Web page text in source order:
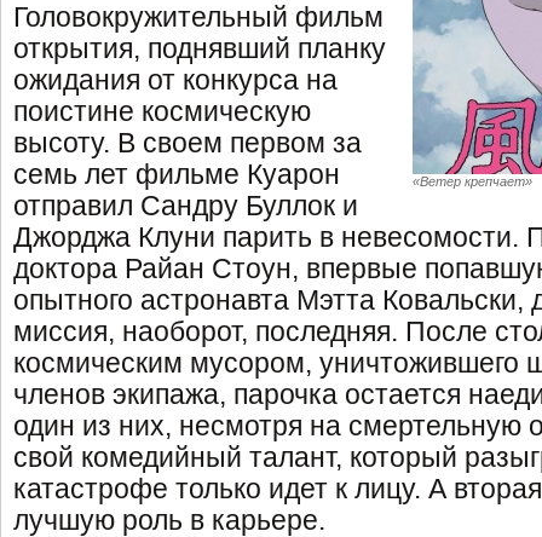
«Ветер крепчает»
Головокружительный фильм
открытия, поднявший планку
ожидания от конкурса на
поистине космическую
высоту. В своем первом за
семь лет фильме Куарон
отправил Сандру Буллок и
Джорджа Клуни парить в невесомости.
доктора Райан Стоун, впервые
опытного астронавта Мэтта Ковальски,
миссия, наоборот, последняя. После
космическим мусором, уничтожившего
членов экипажа, парочка остается
один из них, несмотря на смертельную
свой комедийный талант, который
катастрофе только идет к лицу. А
лучшую роль в карьере.